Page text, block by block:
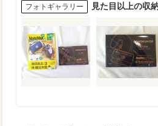
フォトギャラリー 見た目以上の収